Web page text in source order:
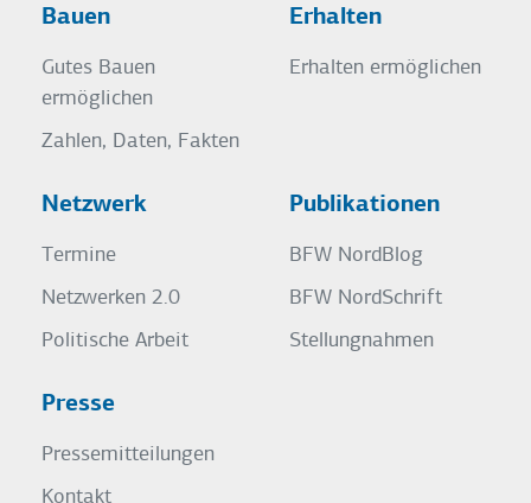
Bauen
Gutes Bauen
ermöglichen
Zahlen, Daten, Fakten
Erhalten
Erhalten ermöglichen
Netzwerk
Termine
Netzwerken 2.0
Politische Arbeit
Publikationen
BFW NordBlog
BFW NordSchrift
Stellungnahmen
Presse
Pressemitteilungen
Kontakt